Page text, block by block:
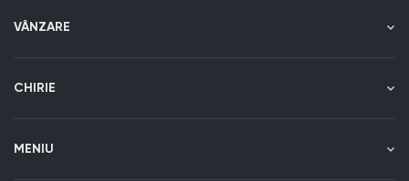
VÂNZARE
CHIRIE
MENIU